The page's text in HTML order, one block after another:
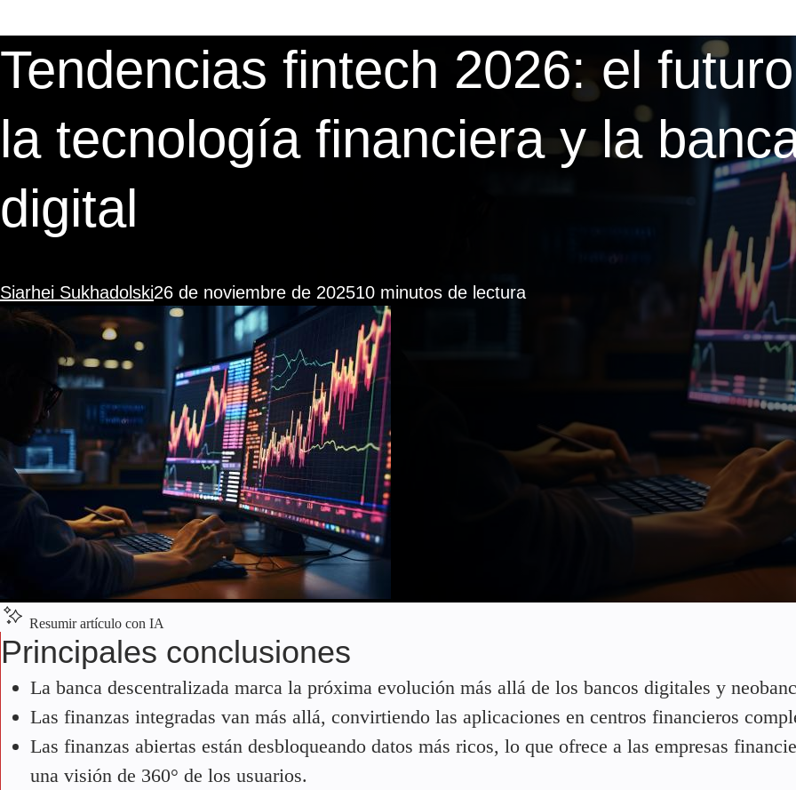
Tendencias fintech 2026: el
la tecnología financiera y la
digital
Siarhei Sukhadolski26 de noviembre de 202510 minutos de lectura
Resumir artículo con IA
Principales conclusiones
La banca descentralizada marca la próxima evolución más allá de los bancos digitales y
Las finanzas integradas van más allá, convirtiendo las aplicaciones en centros financieros
Las finanzas abiertas están desbloqueando datos más ricos, lo que ofrece a las empresas
una visión de 360° de los usuarios.